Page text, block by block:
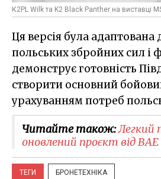
К2PL Wilk та K2 Black Panther на виставці
Ця версія була адаптована
польських збройних сил і
демонструє готовність
створити основний
урахуванням потреб
Читайте також:Легкий
оновлений проєкт від BAE
ТЕГИ БРОНЕТЕХНІКА